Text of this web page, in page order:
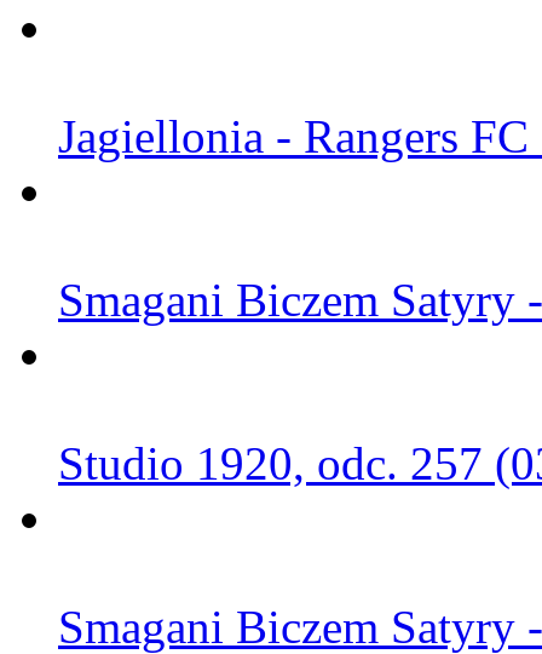
Jagiellonia - Rangers
Smagani Biczem Satyry
Studio 1920, odc. 257
Smagani Biczem Satyry